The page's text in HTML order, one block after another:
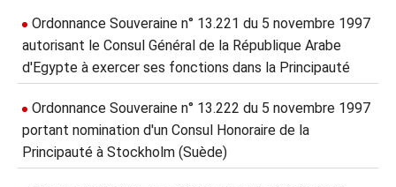
Ordonnance Souveraine n° 13.221 du 5 novembre 1997
autorisant le Consul Général de la République Arabe
d'Egypte à exercer ses fonctions dans la Principauté
Ordonnance Souveraine n° 13.222 du 5 novembre 1997
portant nomination d'un Consul Honoraire de la
Principauté à Stockholm (Suède)